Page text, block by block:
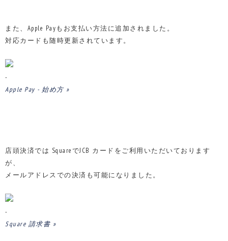
また、Apple Payもお支払い方法に追加されました。
対応カードも随時更新されています。
-
Apple Pay - 始め方 »
店頭決済では SquareでJCB カードをご利用いただいております
が、
メールアドレスでの決済も可能になりました。
-
Square 請求書 »